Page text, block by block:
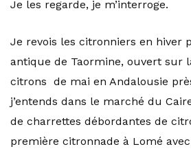
Je les regarde, je m’interroge.
Je revois les citronniers en hiver
antique de Taormine, ouvert sur
citrons de mai en Andalousie
j’entends dans le marché du
de charrettes débordantes de
première citronnade à Lomé